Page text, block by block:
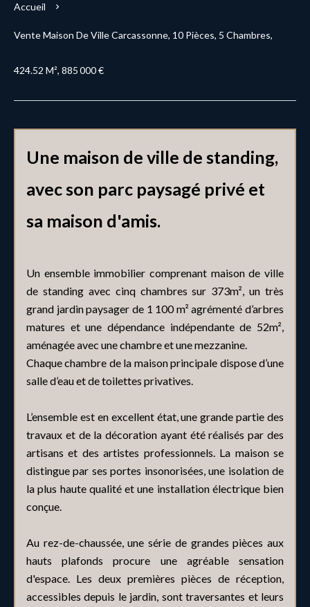
Accueil
Vente Maison De Ville Carcassonne, 10 Pièces, 5 Chambres,
424.52 M², 885 000 €
Une maison de ville de standing,
avec son parc paysagé privé et
sa maison d'amis.
Un ensemble immobilier comprenant maison de ville
de standing avec cinq chambres sur 373m², un très
grand jardin paysager de 1 100 m² agrémenté d’arbres
matures et une dépendance indépendante de 52m²,
aménagée avec une chambre et une mezzanine.
Chaque chambre de la maison principale dispose d’une
salle d’eau et de toilettes privatives.
L’ensemble est en excellent état, une grande partie des
travaux et de la décoration ayant été réalisés par des
artisans et des artistes professionnels. La maison se
distingue par ses portes insonorisées, une isolation de
la plus haute qualité et une installation électrique bien
conçue.
Au rez-de-chaussée, une série de grandes pièces aux
hauts plafonds procure une agréable sensation
d'espace. Les deux premières pièces de réception,
accessibles depuis le jardin, sont traversantes et leurs